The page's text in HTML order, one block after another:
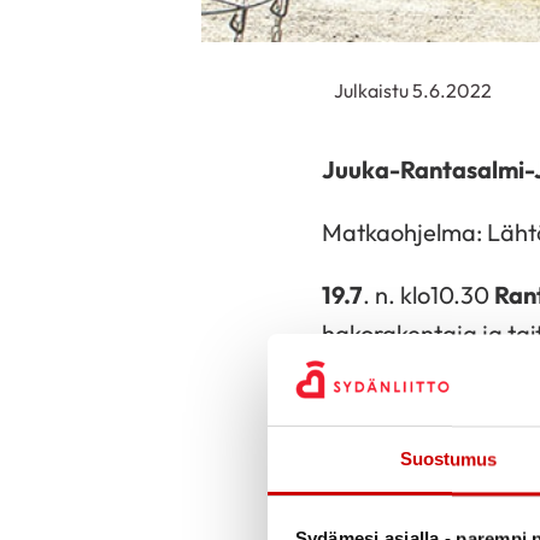
Suostumus
Julkaistu 5.6.2022
Juuka-
Matkaohjelma:
19.7. n. klo10.30
hakorakentaja ja
tutustuminen
lehden ”Suomen